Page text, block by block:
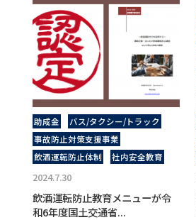
助成金
バス/タクシー/トラック
事故防⽌対策⽀援事業
飲酒運転防⽌体制
社内安全教育
2024.7.30
飲酒運転防止教育メニューが令
和6年度国土交通省...